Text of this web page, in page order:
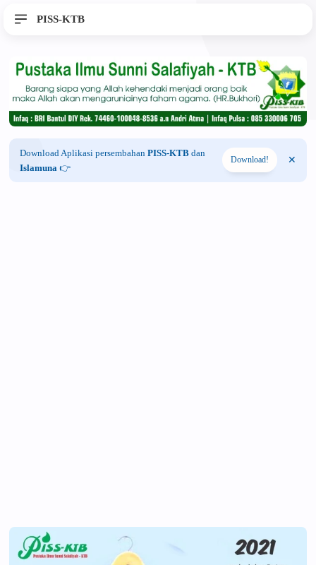
PISS-KTB
Download Aplikasi persembahan PISS-KTB dan
Islamuna 👉
Download!